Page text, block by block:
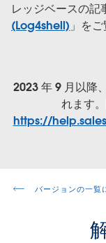
レッジベースの記
(Log4shell) 」を
2023 年 9 月以降
れます
https://
バージョンの一覧